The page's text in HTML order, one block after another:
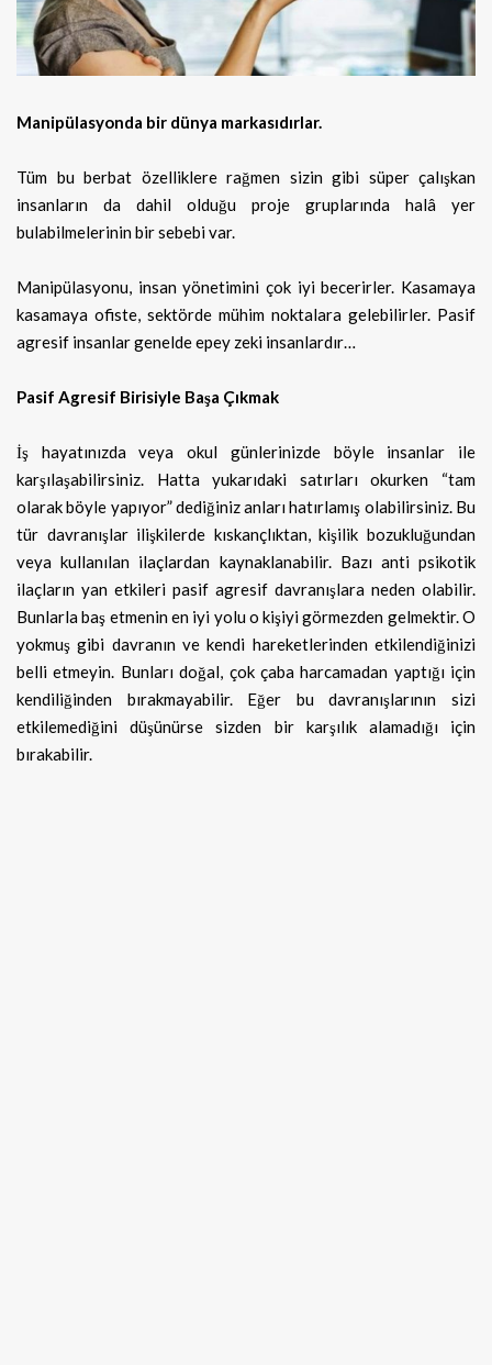
Manipülasyonda bir dünya markasıdırlar.
Tüm bu berbat özelliklere rağmen sizin gibi süper çalışkan
insanların da dahil olduğu proje gruplarında halâ yer
bulabilmelerinin bir sebebi var.
Manipülasyonu, insan yönetimini çok iyi becerirler. Kasamaya
kasamaya ofiste, sektörde mühim noktalara gelebilirler. Pasif
agresif insanlar genelde epey zeki insanlardır…
Pasif Agresif Birisiyle Başa Çıkmak
İş hayatınızda veya okul günlerinizde böyle insanlar ile
karşılaşabilirsiniz. Hatta yukarıdaki satırları okurken “tam
olarak böyle yapıyor” dediğiniz anları hatırlamış olabilirsiniz. Bu
tür davranışlar ilişkilerde kıskançlıktan, kişilik bozukluğundan
veya kullanılan ilaçlardan kaynaklanabilir. Bazı anti psikotik
ilaçların yan etkileri pasif agresif davranışlara neden olabilir.
Bunlarla baş etmenin en iyi yolu o kişiyi görmezden gelmektir. O
yokmuş gibi davranın ve kendi hareketlerinden etkilendiğinizi
belli etmeyin. Bunları doğal, çok çaba harcamadan yaptığı için
kendiliğinden bırakmayabilir. Eğer bu davranışlarının sizi
etkilemediğini düşünürse sizden bir karşılık alamadığı için
bırakabilir.